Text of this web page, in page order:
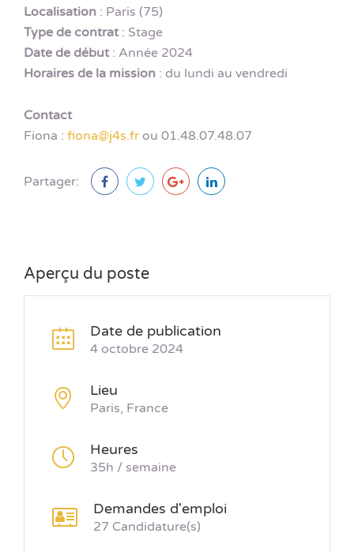
Localisation : Paris (75)
Type de contrat: Stage
Date de début: Année 2024
Horaires de la mission : du lundi au vendredi
Contact
Fiona : fiona@j4s.fr ou 01.48.07.48.07
Partager:
Aperçu du poste
Date de publication
4 octobre 2024
Lieu
Paris, France
Heures
35h / semaine
Demandes d'emploi
27 Candidature(s)